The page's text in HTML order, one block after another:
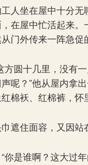
坐在屋中十分无
在屋中忙活起来
门外传来一阵急促
圆十几里，没有
呢？”他从屋内拿
棉袄、红棉裤，怀
住面容，又因站
是谁啊？这大过年